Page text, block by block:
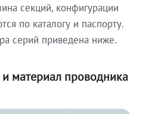
секций, конфигурации
по каталогу и паспорту.
серий приведена ниже.
материал проводника